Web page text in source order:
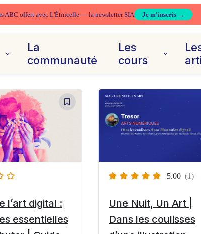
ABC offert avec L'Étincelle — la newsletter SIA Je m'inscris →
La
communauté
Les
cours
l’art digital :
essentielles
5.00 (1)
Une Nuit, Un Art |
Dans les coulisses